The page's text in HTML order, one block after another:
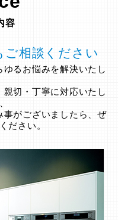
容
ご相談ください
るお悩みを解決いたし
切・丁寧に対応いたし
事がございましたら、ぜ
ださい。